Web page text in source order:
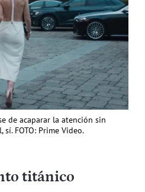
de acaparar la atención sin
sí. FOTO: Prime Video.
titánico